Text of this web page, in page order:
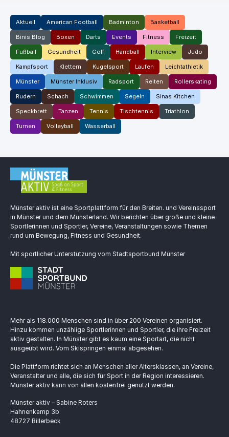
Aktuell American Football Badminton Basketball
Binis Blog Boxen Darts Events Fitness Freizeit
Fußball Gesundheit Golf Handball Interview Judo
Kampfsport Klettern Kugelsport Laufen Leichtathletik
Münster Münster Inklusiv Radsport Reiten Rollerskating
Rudern Schach Schwimmen Segeln Sinas Kitchen
Speckbrett Tanzen Tennis Tischtennis Triathlon
Turnen Volleyball Wasserball
Münster aktiv ist eine Sportplattform für den Breiten. und Vereinssport
in Münster und dem Münsterland. Wir berichten über große und kleine
Sportlerinnen und Sportler, Vereine, Veranstaltungen sowie Themen
rund um Bewegung, Fitness und Gesundheit.
Mit sportlicher Unterstützung vom Stadtsportbund Münster
Mehr als 118.000 Menschen sind in über 200 Vereinen organisiert.
Hinzu kommen unzählige Sportlerinnen und Sportler, die ihre Freizeit
aktiv gestalten. In Münster gibt es kaum eine Sportart, die nicht
ausgeübt wird. Vom Skispringen einmal abgesehen.
Die Plattform richtet sich an Menschen aller Altersklassen, an Vereine,
Veranstalter und alle, die sich für Sport in der Region interessieren.
Münster aktiv kann von allen kostenfrei genutzt werden.
Münster aktiv – Sabine Roters
Hahnenkamp 3b
48727 Billerbeck